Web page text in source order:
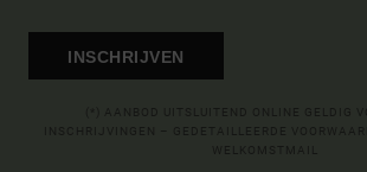
INSCHRIJVEN